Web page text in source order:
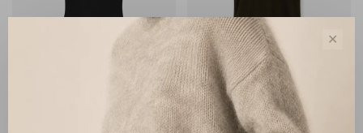
Coster Copenhagen
✕